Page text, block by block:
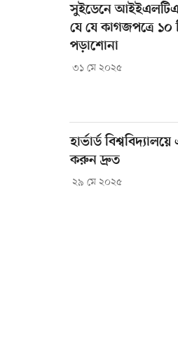
সুইডেনে
যে যে কাগজপত্রে ১০
পড়াশোনা
৩১ মে ২০২৫
হার্ভার্ড
করুন দ্রুত
২৯ মে ২০২৫